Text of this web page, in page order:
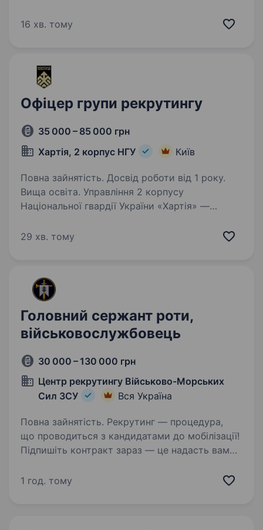
приймає участь у бойових діях
16 хв. тому
Офіцер групи рекрутингу
35 000 – 85 000 грн
Хартія, 2 корпус НГУ
Київ
Повна зайнятість. Досвід роботи від 1 року.
Вища освіта. Управління 2 корпусу
Національної гвардії України «Хартія» —
та сучасного військового підрозділу з якісним
29 хв. тому
Головний сержант роти,
військовослужбовець
30 000 – 130 000 грн
Центр рекрутингу Військово-Морських
Сил ЗСУ
Вся Україна
Повна зайнятість. Рекрутинг — процедура,
що проводиться з кандидатами до мобілізації!
Підпишіть контракт зараз — це надасть вам
всі соціальні гарантії вчасно. Основна
1 год. тому